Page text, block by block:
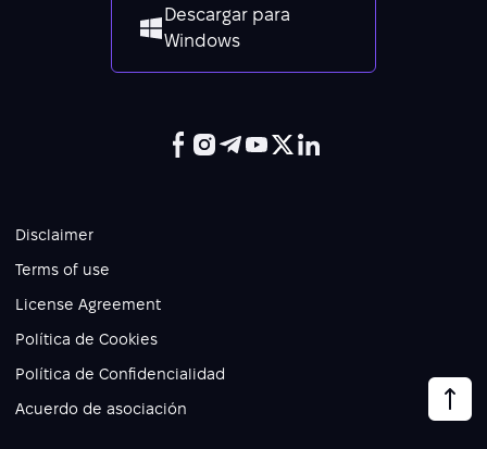
Descargar para
Windows
Disclaimer
Terms of use
License Agreement
Política de Cookies
Política de Confidencialidad
Acuerdo de asociación